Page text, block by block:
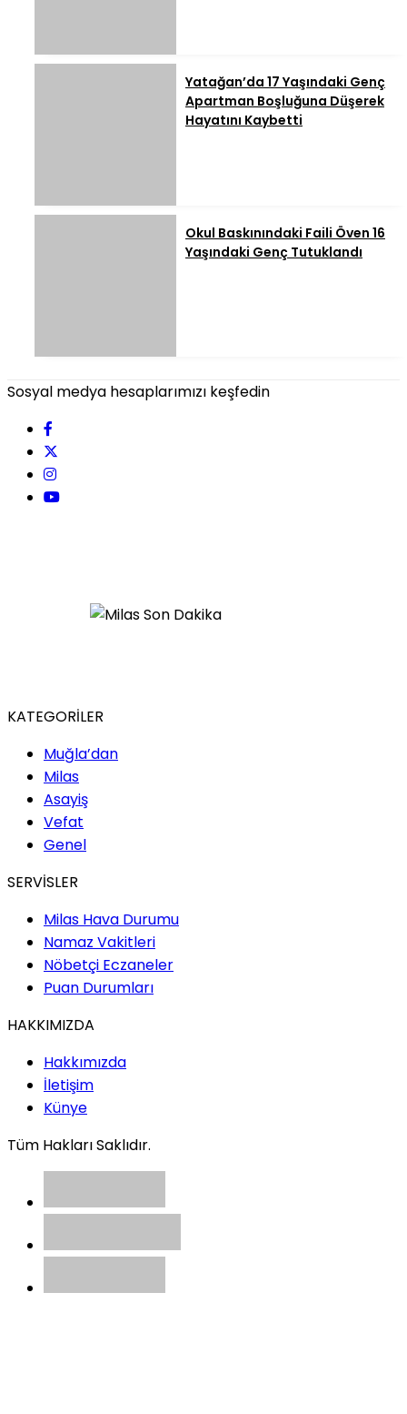
Yatağan’da 17 Yaşındaki Genç
Apartman Boşluğuna Düşerek
Hayatını Kaybetti
Okul Baskınındaki Faili Öven 16
Yaşındaki Genç Tutuklandı
Sosyal medya hesaplarımızı keşfedin
KATEGORİLER
Muğla’dan
Milas
Asayiş
Vefat
Genel
SERVİSLER
Milas Hava Durumu
Namaz Vakitleri
Nöbetçi Eczaneler
Puan Durumları
HAKKIMIZDA
Hakkımızda
İletişim
Künye
Tüm Hakları Saklıdır.